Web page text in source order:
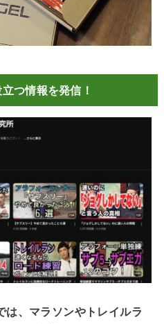
つ情報を発信！
は、マラソンやトレイルラ